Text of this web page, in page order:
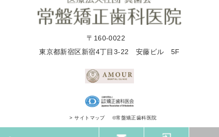
〒160-0022
東京都新宿区新宿4丁目3-22 安藤ビル 5F
> サイトマップ ©常盤矯正歯科医院